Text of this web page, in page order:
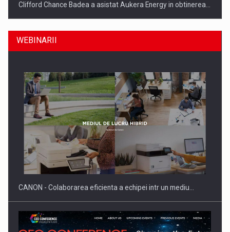
Clifford Chance Badea a asistat Aukera Energy in obtinerea…
SAPTE PERSONALITATI DIN MEDIUL DE AFACERI, ACADEMIC
SI INSTITUTIONAL…
WEBINARII
CANON - Colaborarea eficienta a echipei intr un mediu…